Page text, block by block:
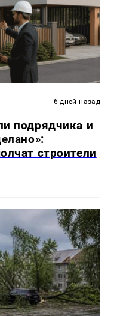
6 дней назад
подрядчика и
строители